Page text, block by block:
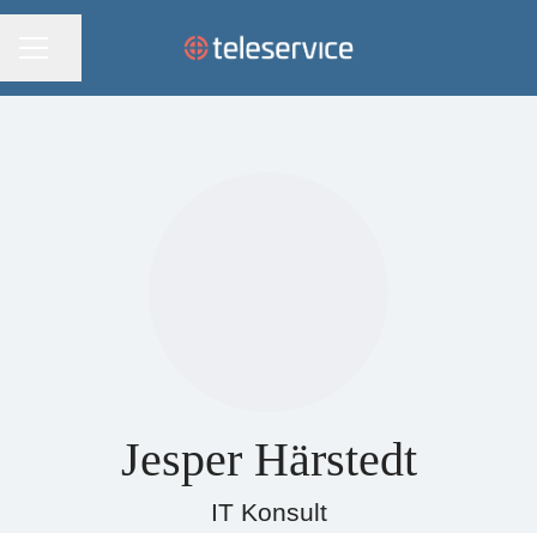
Jesper Härstedt
IT Konsult